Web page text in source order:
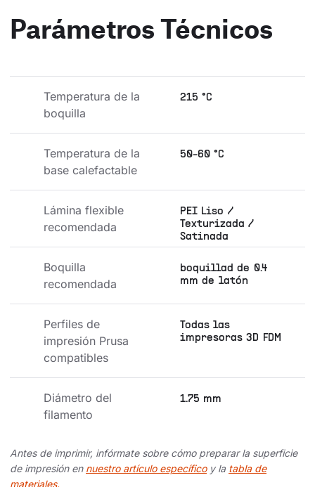
Parámetros Técnicos
Temperatura de la
boquilla
215 °C
Temperatura de la
base calefactable
50-60 °C
Lámina flexible
recomendada
PEI Liso /
Texturizada /
Satinada
Boquilla
recomendada
boquillad de 0.4
mm de latón
Perfiles de
impresión Prusa
compatibles
Todas las
impresoras 3D FDM
Diámetro del
filamento
1.75 mm
Antes de imprimir, infórmate sobre cómo preparar la superficie
de impresión en nuestro artículo específicoy la tabla de
materiales.